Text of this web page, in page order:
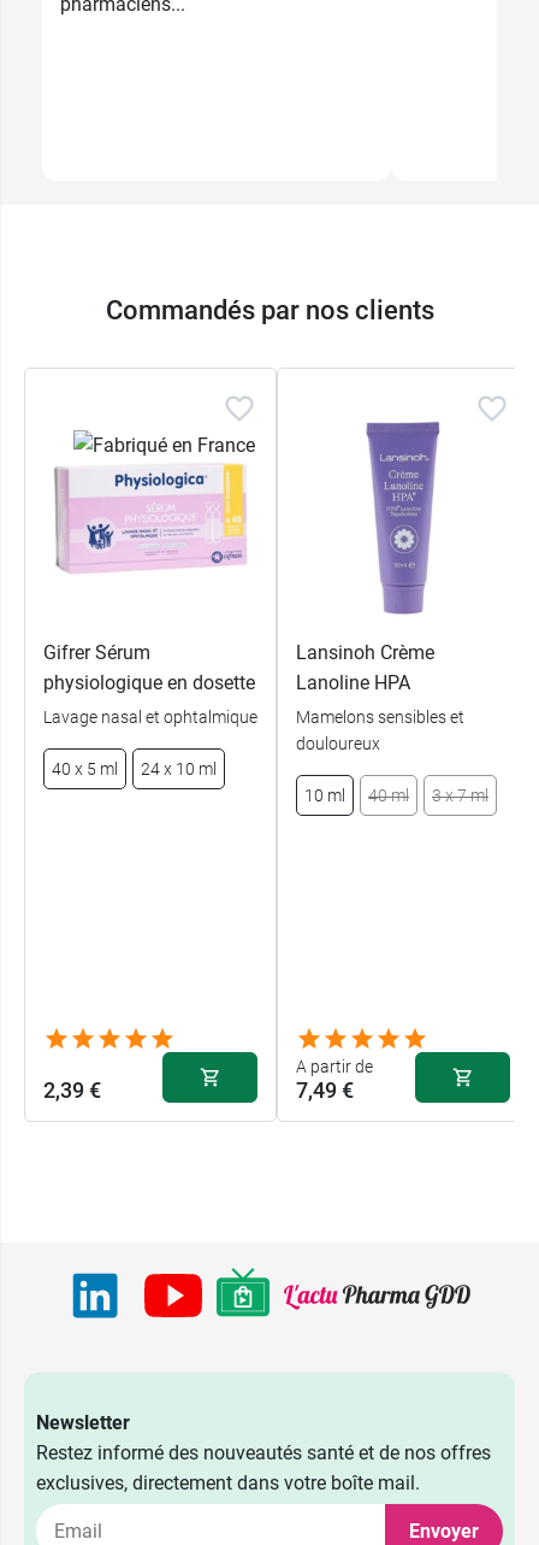
Commandés par nos clients
Gifrer Sérum
physiologique en dosette
Lavage nasal et ophtalmique
40 x 5 ml 24 x 10 ml
2,39 €
Lansinoh Crème
Lanoline HPA
Mamelons sensibles et
douloureux
10 ml 40 ml 3 x 7 ml
A partir de
7,49 €
Newsletter
Restez informé des nouveautés santé et de nos offres
exclusives, directement dans votre boîte mail.
Envoyer